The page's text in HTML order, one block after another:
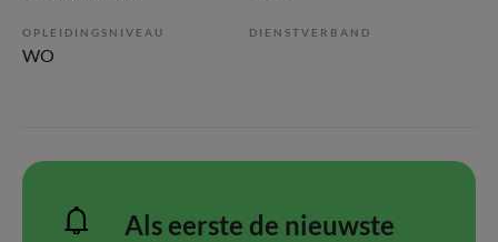
OPLEIDINGSNIVEAU
WO
DIENSTVERBAND
Als eerste de nieuwste